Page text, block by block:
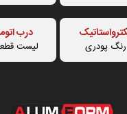
پودری
درب
لیست